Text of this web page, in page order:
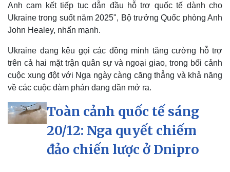
Kinh tế
Bất động sản
Khởi nghiệp
Thị trường
Giá vàng
Tiêu dùng
Tỷ giá
Anh cam kết tiếp tục dẫn đầu hỗ trợ quốc tế dành cho
Ukraine trong suốt năm 2025", Bộ trưởng Quốc phòng Anh
John Healey, nhấn mạnh.
Ukraine đang kêu gọi các đồng minh tăng cường hỗ trợ
trên cả hai mặt trận quân sự và ngoại giao, trong bối cảnh
cuộc xung đột với Nga ngày càng căng thẳng và khả năng
về các cuộc đàm phán đang dần mở ra.
Toàn cảnh quốc tế sáng
20/12: Nga quyết chiếm
đảo chiến lược ở Dnipro